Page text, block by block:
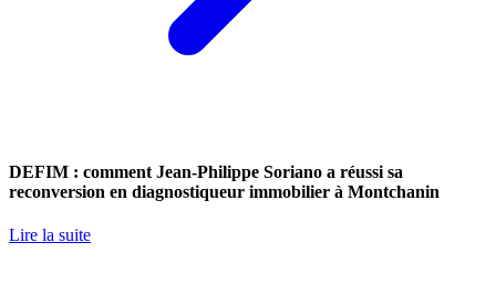
DEFIM : comment Jean-Philippe Soriano a réussi sa
reconversion en diagnostiqueur immobilier à Montchanin
Lire la suite